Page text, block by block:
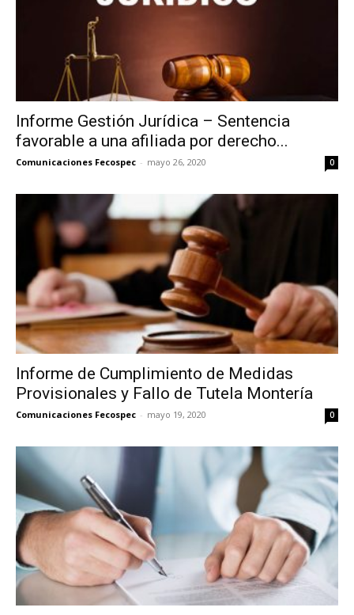
Informe Gestión Jurídica – Sentencia
favorable a una afiliada por derecho...
Comunicaciones Fecospec - mayo 26, 2020 0
Informe de Cumplimiento de Medidas
Provisionales y Fallo de Tutela Montería
Comunicaciones Fecospec - mayo 19, 2020 0